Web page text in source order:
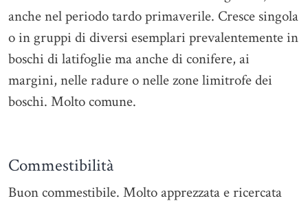
anche nel periodo tardo primaverile. Cresce singola
o in gruppi di diversi esemplari prevalentemente in
boschi di latifoglie ma anche di conifere, ai
margini, nelle radure o nelle zone limitrofe dei
boschi. Molto comune.
Commestibilità
Buon commestibile. Molto apprezzata e ricercata